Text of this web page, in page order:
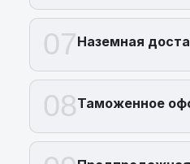
07Наземная
08Таможенное